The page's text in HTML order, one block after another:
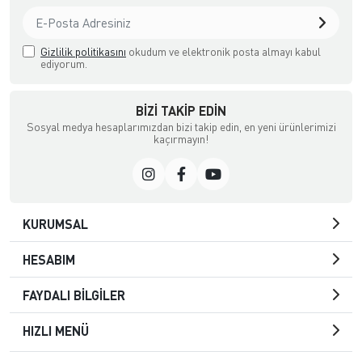
Gizlilik politikasını okudum ve elektronik posta almayı kabul
ediyorum.
BIZI TAKIP EDIN
Sosyal medya hesaplarımızdan bizi takip edin, en yeni ürünlerimizi
kaçırmayın!
KURUMSAL
HESABIM
FAYDALI BİLGİLER
HIZLI MENÜ